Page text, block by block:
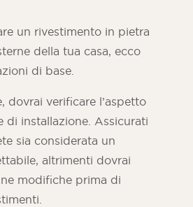
un rivestimento in pietra
della tua casa, ecco
di base.
dovrai verificare l’aspetto
di installazione. Assicurati
sia considerata un
altrimenti dovrai
modifiche prima di